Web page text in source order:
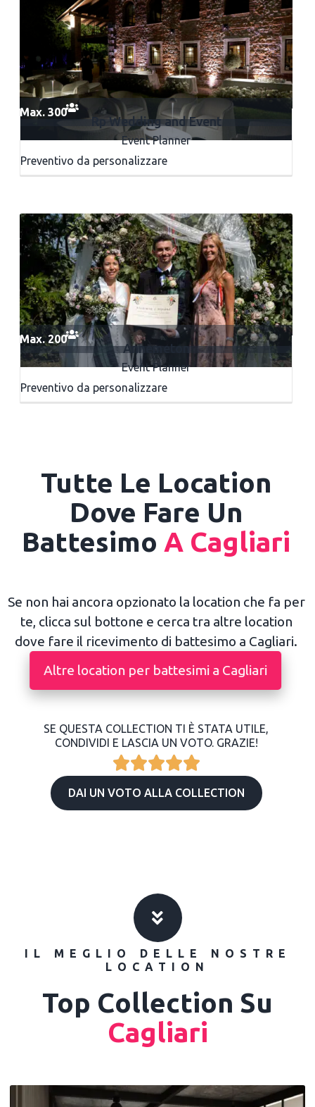
Max. 300
Rp Wedding and Event
Event Planner
Preventivo da personalizzare
Max. 200
Annemeton
Event Planner
Preventivo da personalizzare
Tutte Le Location
Dove Fare Un
Battesimo A Cagliari
Se non hai ancora opzionato la location che fa per
te, clicca sul bottone e cerca tra altre location
dove fare il ricevimento di battesimo a Cagliari.
Altre location per battesimi a Cagliari
SE QUESTA COLLECTION TI È STATA UTILE,
CONDIVIDI E LASCIA UN VOTO. GRAZIE!

DAI UN VOTO ALLA COLLECTION
IL MEGLIO DELLE NOSTRE
LOCATION
Top Collection Su
Cagliari